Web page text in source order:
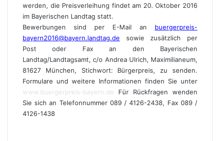
werden, die Preisverleihung findet am 20. Oktober 2016
im Bayerischen Landtag statt.
Bewerbungen sind per E-Mail an buergerpreis-
bayern2016@bayern.landtag.de sowie zusätzlich per
Post oder Fax an den Bayerischen
Landtag/Landtagsamt, c/o Andrea Ulrich, Maximilianeum,
81627 München, Stichwort: Bürgerpreis, zu senden.
Formulare und weitere Informationen finden Sie unter
www.buergerpreis-bayern.de Für Rückfragen wenden
Sie sich an Telefonnummer 089 / 4126-2438, Fax 089 /
4126-1438